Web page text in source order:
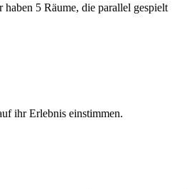
5 Räume, die parallel gespielt
ihr Erlebnis einstimmen.